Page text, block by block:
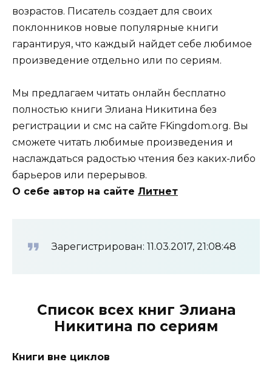
возрастов. Писатель создает для своих
поклонников новые популярные книги
гарантируя, что каждый найдет себе любимое
произведение отдельно или по сериям.
Мы предлагаем читать онлайн бесплатно
полностью книги Элиана Никитина без
регистрации и смс на сайте FKingdom.org. Вы
сможете читать любимые произведения и
наслаждаться радостью чтения без каких-либо
барьеров или перерывов.
О себе автор на сайте Литнет
Зарегистрирован: 11.03.2017, 21:08:48
Список всех книг Элиана
Никитина по сериям
Книги вне циклов